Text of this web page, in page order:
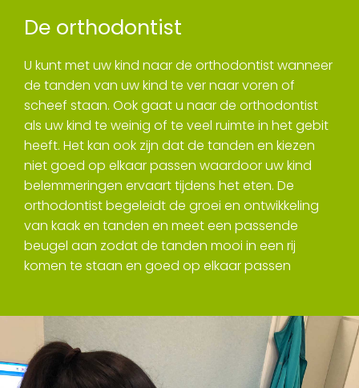
De orthodontist
U kunt met uw kind naar de orthodontist wanneer
de tanden van uw kind te ver naar voren of
scheef staan. Ook gaat u naar de orthodontist
als uw kind te weinig of te veel ruimte in het gebit
heeft. Het kan ook zijn dat de tanden en kiezen
niet goed op elkaar passen waardoor uw kind
belemmeringen ervaart tijdens het eten. De
orthodontist begeleidt de groei en ontwikkeling
van kaak en tanden en meet een passende
beugel aan zodat de tanden mooi in een rij
komen te staan en goed op elkaar passen